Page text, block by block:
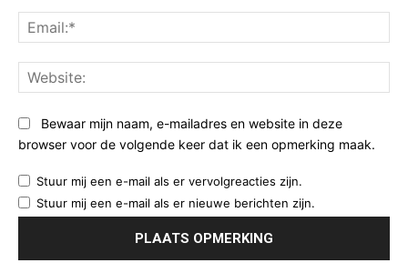
Bewaar mijn naam, e-mailadres en website in deze
browser voor de volgende keer dat ik een opmerking maak.
Stuur mij een e-mail als er vervolgreacties zijn.
Stuur mij een e-mail als er nieuwe berichten zijn.